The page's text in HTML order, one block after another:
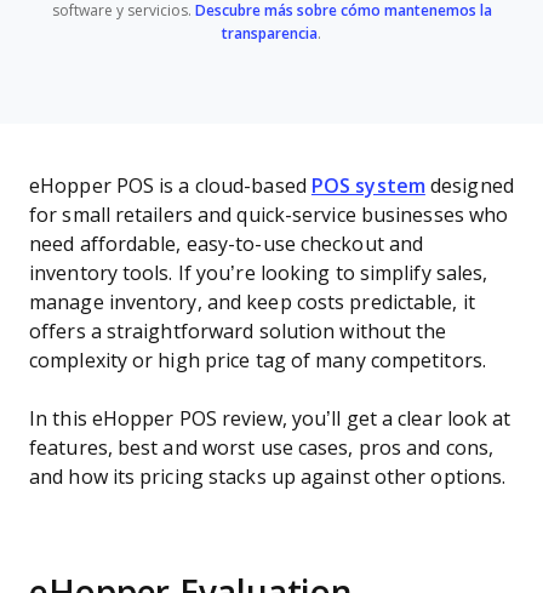
software y servicios. Descubre más sobre cómo mantenemos la
transparencia.
eHopper POS is a cloud-based POS systemdesigned
for small retailers and quick-service businesses who
need affordable, easy-to-use checkout and
inventory tools. If you’re looking to simplify sales,
manage inventory, and keep costs predictable, it
offers a straightforward solution without the
complexity or high price tag of many competitors.
In this eHopper POS review, you’ll get a clear look at
features, best and worst use cases, pros and cons,
and how its pricing stacks up against other options.